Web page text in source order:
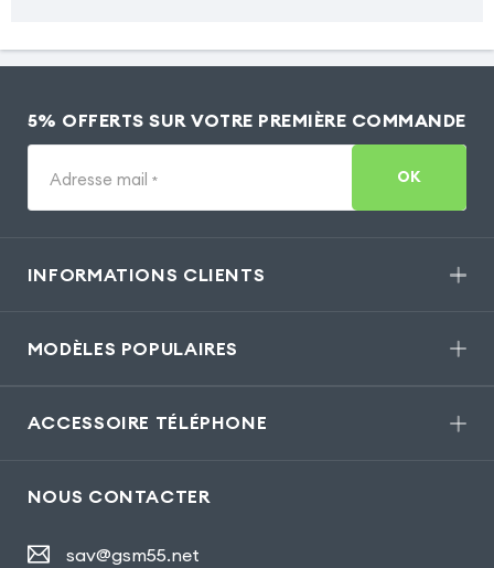
5% OFFERTS SUR VOTRE PREMIÈRE COMMANDE
Adresse mail * OK
INFORMATIONS CLIENTS
MODÈLES POPULAIRES
ACCESSOIRE TÉLÉPHONE
NOUS CONTACTER
sav@gsm55.net